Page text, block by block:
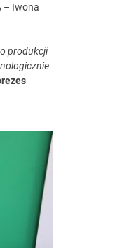
– Iwona
produkcji